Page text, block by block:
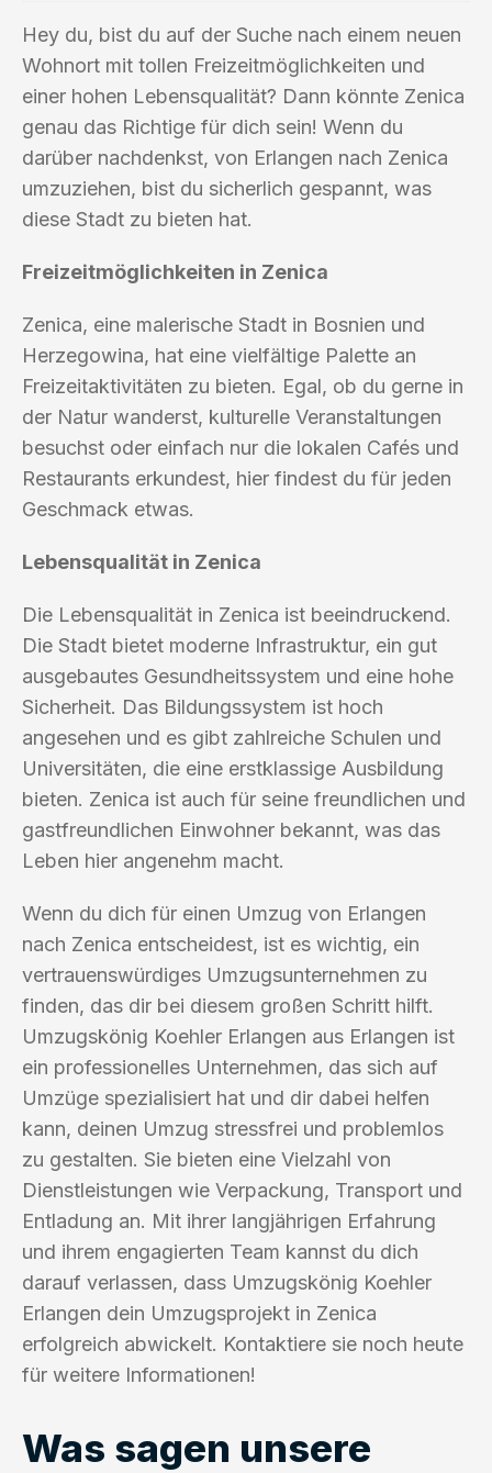
Hey du, bist du auf der Suche nach einem neuen
Wohnort mit tollen Freizeitmöglichkeiten und
einer hohen Lebensqualität? Dann könnte Zenica
genau das Richtige für dich sein! Wenn du
darüber nachdenkst, von Erlangen nach Zenica
umzuziehen, bist du sicherlich gespannt, was
diese Stadt zu bieten hat.
Freizeitmöglichkeiten in Zenica
Zenica, eine malerische Stadt in Bosnien und
Herzegowina, hat eine vielfältige Palette an
Freizeitaktivitäten zu bieten. Egal, ob du gerne in
der Natur wanderst, kulturelle Veranstaltungen
besuchst oder einfach nur die lokalen Cafés und
Restaurants erkundest, hier findest du für jeden
Geschmack etwas.
Lebensqualität in Zenica
Die Lebensqualität in Zenica ist beeindruckend.
Die Stadt bietet moderne Infrastruktur, ein gut
ausgebautes Gesundheitssystem und eine hohe
Sicherheit. Das Bildungssystem ist hoch
angesehen und es gibt zahlreiche Schulen und
Universitäten, die eine erstklassige Ausbildung
bieten. Zenica ist auch für seine freundlichen und
gastfreundlichen Einwohner bekannt, was das
Leben hier angenehm macht.
Wenn du dich für einen Umzug von Erlangen
nach Zenica entscheidest, ist es wichtig, ein
vertrauenswürdiges Umzugsunternehmen zu
finden, das dir bei diesem großen Schritt hilft.
Umzugskönig Koehler Erlangen aus Erlangen ist
ein professionelles Unternehmen, das sich auf
Umzüge spezialisiert hat und dir dabei helfen
kann, deinen Umzug stressfrei und problemlos
zu gestalten. Sie bieten eine Vielzahl von
Dienstleistungen wie Verpackung, Transport und
Entladung an. Mit ihrer langjährigen Erfahrung
und ihrem engagierten Team kannst du dich
darauf verlassen, dass Umzugskönig Koehler
Erlangen dein Umzugsprojekt in Zenica
erfolgreich abwickelt. Kontaktiere sie noch heute
für weitere Informationen!
Was sagen unsere